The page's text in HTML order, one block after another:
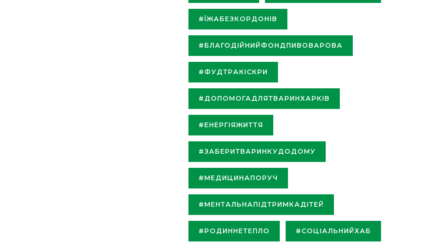
#ЇЖАБЕЗКОРДОНІВ
#БЛАГОДІЙНИЙФОНДПИВОВАРОВА
#ФУДТРАКІСКРИ
#ДОПОМОГАДЛЯТВАРИНХАРКІВ
#ЕНЕРГІЯЖИТТЯ
#ЗАБЕРИТВАРИНКУДОДОМУ
#МЕДИЦИНАПОРУЧ
#МЕНТАЛЬНАПІДТРИМКАДІТЕЙ
#РОДИННЕТЕПЛО #СОЦІАЛЬНИЙХАБ